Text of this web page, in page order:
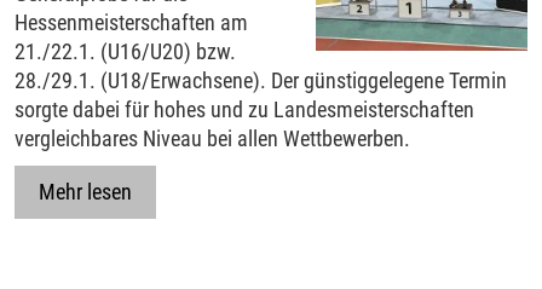
Hessenmeisterschaften am
21./22.1. (U16/U20) bzw.
28./29.1. (U18/Erwachsene). Der günstiggelegene Termin
sorgte dabei für hohes und zu Landesmeisterschaften
vergleichbares Niveau bei allen Wettbewerben.
Mehr lesen